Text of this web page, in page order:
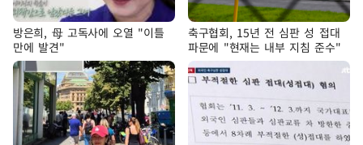
방은희, 母 고독사에 오열 "이틀
만에 발견"
축구협회, 15년 전 심판 성 접대
파문에 "현재는 내부 지침 준수"